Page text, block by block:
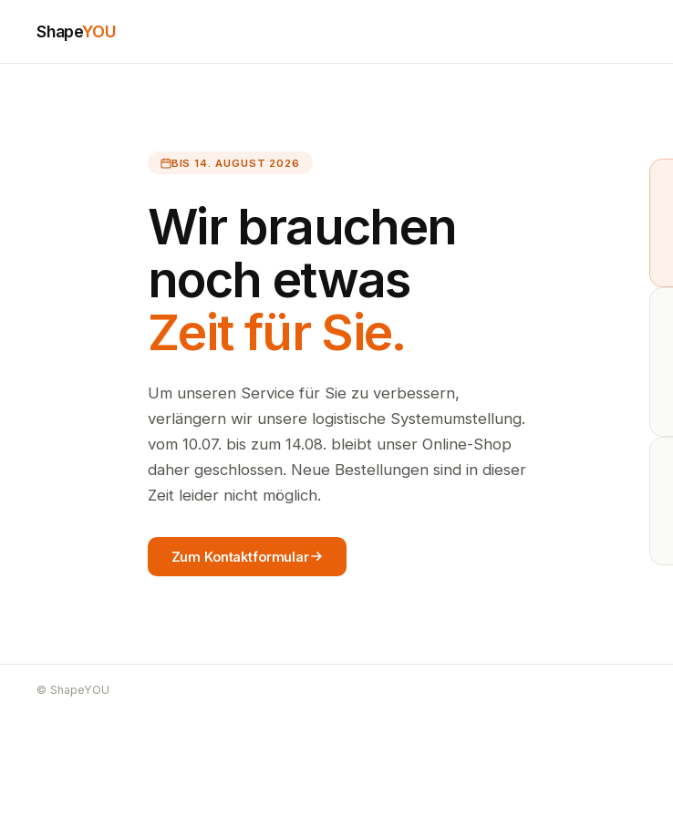
ShapeYOU
BIS 14. AUGUST 2026
Wir brauchen
noch etwas
Zeit für Sie.
Um unseren Service für Sie zu verbessern,
verlängern wir unsere logistische Systemumstellung.
vom 10.07. bis zum 14.08. bleibt unser Online-Shop
daher geschlossen. Neue Bestellungen sind in dieser
Zeit leider nicht möglich.
Zum Kontaktformular
© ShapeYOU